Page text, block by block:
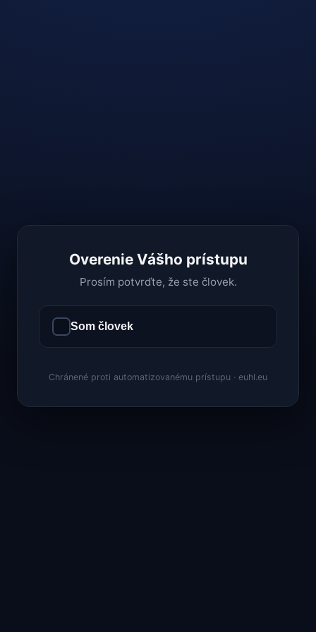
Overenie Vášho prístupu
Prosím potvrďte, že ste človek.
Som človek
Chránené proti automatizovanému prístupu · euhl.eu